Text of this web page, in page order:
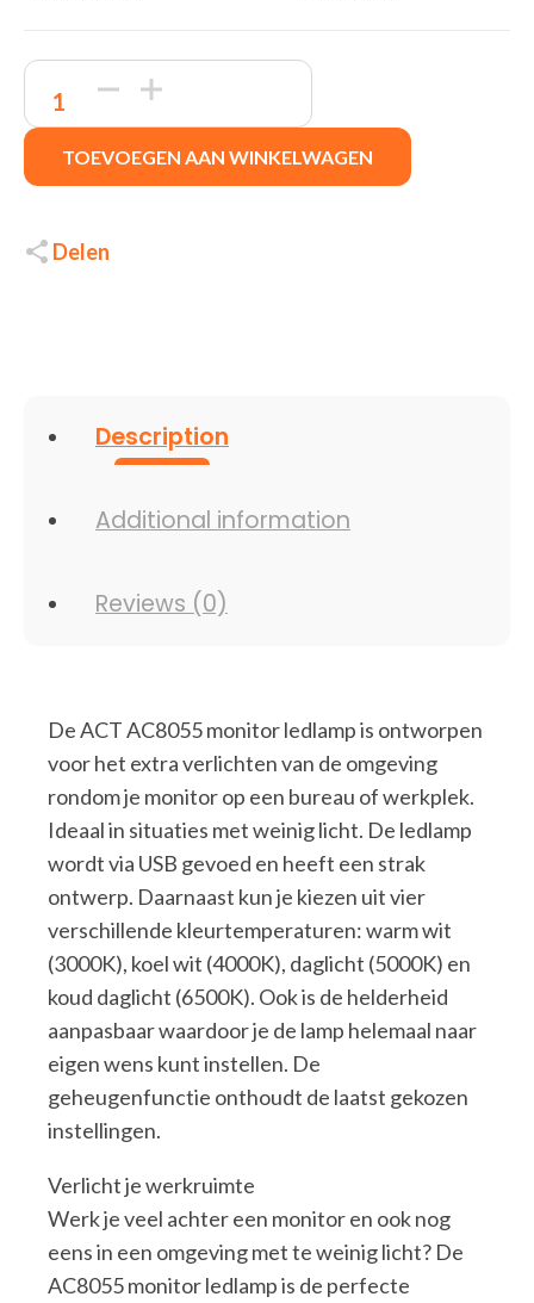
AC8055
|
LED-
lamp
|
TOEVOEGEN AAN WINKELWAGEN
Delen
Description
Additional information
Reviews (0)
De ACT AC8055 monitor ledlamp is ontworpen
voor het extra verlichten van de omgeving
rondom je monitor op een bureau of werkplek.
Ideaal in situaties met weinig licht. De ledlamp
wordt via USB gevoed en heeft een strak
ontwerp. Daarnaast kun je kiezen uit vier
verschillende kleurtemperaturen: warm wit
(3000K), koel wit (4000K), daglicht (5000K) en
koud daglicht (6500K). Ook is de helderheid
aanpasbaar waardoor je de lamp helemaal naar
eigen wens kunt instellen. De
geheugenfunctie onthoudt de laatst gekozen
instellingen.
Verlicht je werkruimte
Werk je veel achter een monitor en ook nog
eens in een omgeving met te weinig licht? De
AC8055 monitor ledlamp is de perfecte